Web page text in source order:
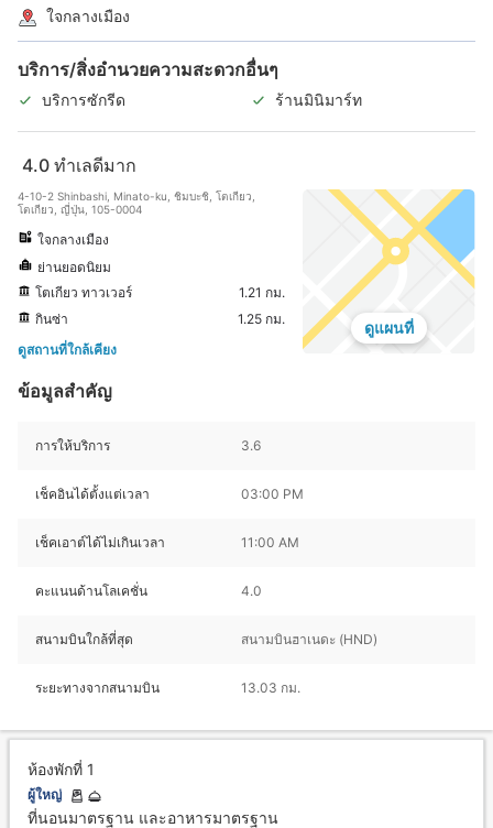
ใจกลางเมือง
บริการ/สิ่งอำนวยความสะดวกอื่นๆ
บริการซักรีด ร้านมินิมาร์ท
4.0 ทำเลดีมาก
4-10-2 Shinbashi, Minato-ku, ชิมบะชิ, โตเกียว,
โตเกียว, ญี่ปุ่น, 105-0004
ใจกลางเมือง
ย่านยอดนิยม
โตเกียว ทาวเวอร์
1.21 กม.
กินซ่า
1.25 กม.
ดูสถานที่ใกล้เคียง
ดูแผนที่
ข้อมูลสำคัญ
การให้บริการ 3.6
เช็คอินได้ตั้งแต่เวลา 03:00 PM
เช็คเอาต์ได้ไม่เกินเวลา 11:00 AM
คะแนนด้านโลเคชั่น 4.0
สนามบินใกล้ที่สุด สนามบินฮาเนดะ (HND)
ระยะทางจากสนามบิน 13.03 กม.
ห้องพักที่ 1
ผู้ใหญ่
ที่นอนมาตรฐาน และอาหารมาตรฐาน